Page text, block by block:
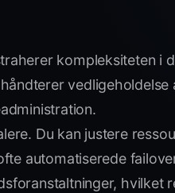
kompleksiteten i
Du kan justere
automatiserede
hvilket